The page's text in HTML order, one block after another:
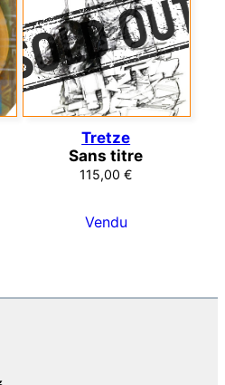
Tretze
Sans titre
115,00 €
Vendu